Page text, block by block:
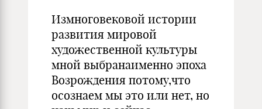
Измноговековой истории
развития мировой
художественной культуры
мной выбранаименно эпоха
Возрождения потому,что
осознаем мы это или нет, но